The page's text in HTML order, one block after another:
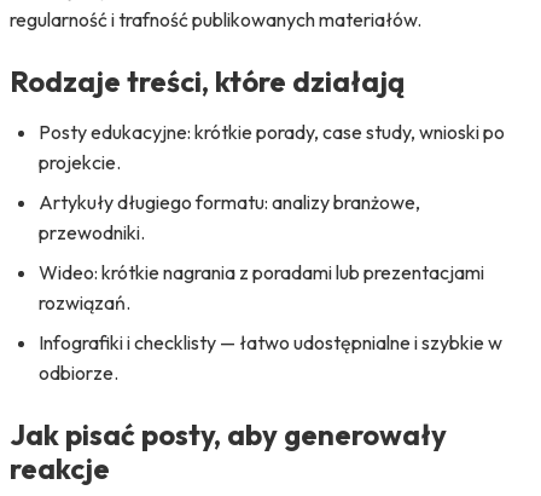
regularność i trafność publikowanych materiałów.
Rodzaje treści, które działają
Posty edukacyjne: krótkie porady, case study, wnioski po
projekcie.
Artykuły długiego formatu: analizy branżowe,
przewodniki.
Wideo: krótkie nagrania z poradami lub prezentacjami
rozwiązań.
Infografiki i checklisty — łatwo udostępnialne i szybkie w
odbiorze.
Jak pisać posty, aby generowały
reakcje